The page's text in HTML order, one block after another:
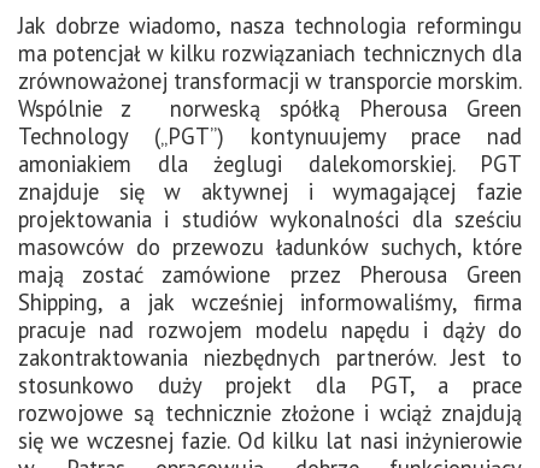
Jak dobrze wiadomo, nasza technologia reformingu
ma potencjał w kilku rozwiązaniach technicznych dla
zrównoważonej transformacji w transporcie morskim.
Wspólnie z norweską spółką Pherousa Green
Technology („PGT”) kontynuujemy prace nad
amoniakiem dla żeglugi dalekomorskiej. PGT
znajduje się w aktywnej i wymagającej fazie
projektowania i studiów wykonalności dla sześciu
masowców do przewozu ładunków suchych, które
mają zostać zamówione przez Pherousa Green
Shipping, a jak wcześniej informowaliśmy, firma
pracuje nad rozwojem modelu napędu i dąży do
zakontraktowania niezbędnych partnerów. Jest to
stosunkowo duży projekt dla PGT, a prace
rozwojowe są technicznie złożone i wciąż znajdują
się we wczesnej fazie. Od kilku lat nasi inżynierowie